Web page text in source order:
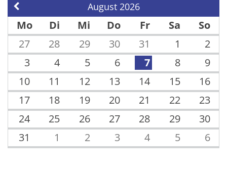
Vorherige Seite August 2026
Mo Di Mi Do Fr Sa
So
27
28 29 30 31 1
2
3
4 5 6 7 8
9
10
11 12 13 14 15
16
17
18 19 20 21 22
23
24
25 26 27 28 29
30
31
1 2 3 4 5 6